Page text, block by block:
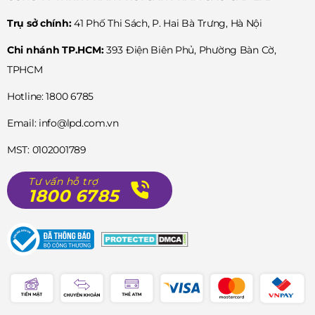
do chính Orient Star phát triển và sản xuất. Đây là dòng máy
Trụ sở chính:41 Phố Thi Sách, P. Hai Bà Trưng, Hà Nội
Chi nhánh TP.HCM:393 Điện Biên Phủ, Phường Bàn Cờ,
TPHCM
Hotline: 1800 6785
Email: info@lpd.com.vn
MST: 0102001789
Tư vấn hỗ trợ
1800 6785